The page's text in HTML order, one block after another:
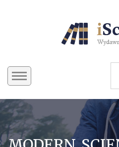
КОНФЕРЕНЦИИ
ЖУРНАЛЫ